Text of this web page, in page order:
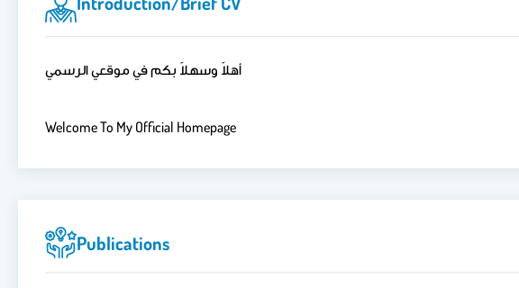
أهلاً وسهلاً بكم في موقعي الرسمي
Welcome To My Official Homepage
Publications